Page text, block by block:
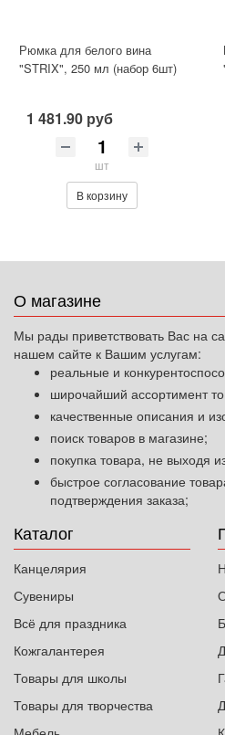
Рюмка для белого вина
"STRIX", 250 мл (набор 6шт)
1 481.90 руб
шт
В корзину
О магазине
Мы рады приветствовать Вас на
нашем сайте к Вашим услугам:
реальные и
широчайший ассортимент
качественные описания и
поиск товаров в магазине;
покупка товара, не выходя
быстрое согласование
подтверждения заказа;
Каталог
Канцелярия
Сувениры
Всё для праздника
Кожгалантерея
Товары для школы
Товары для творчества